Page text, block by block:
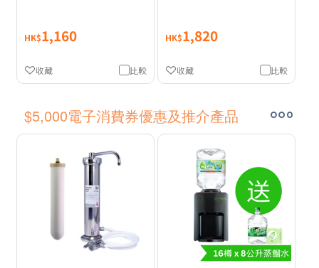
HK$1,160
比較
收藏
HK$1,820
比較
收藏
$5,000電子消費券優惠及推介產品